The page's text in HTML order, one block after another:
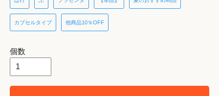
カプセルタイプ 他商品10％OFF
個数